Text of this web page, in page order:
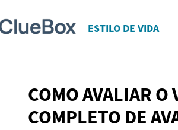
ESTILO DE VIDA
COMO AVALIAR O
COMPLETO DE